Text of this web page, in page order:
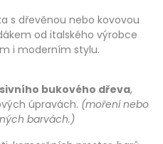
s dřevěnou nebo kovovou
od italského výrobce
i moderním stylu.
bukového dřeva,
úpravách. (moření nebo
barvách.)